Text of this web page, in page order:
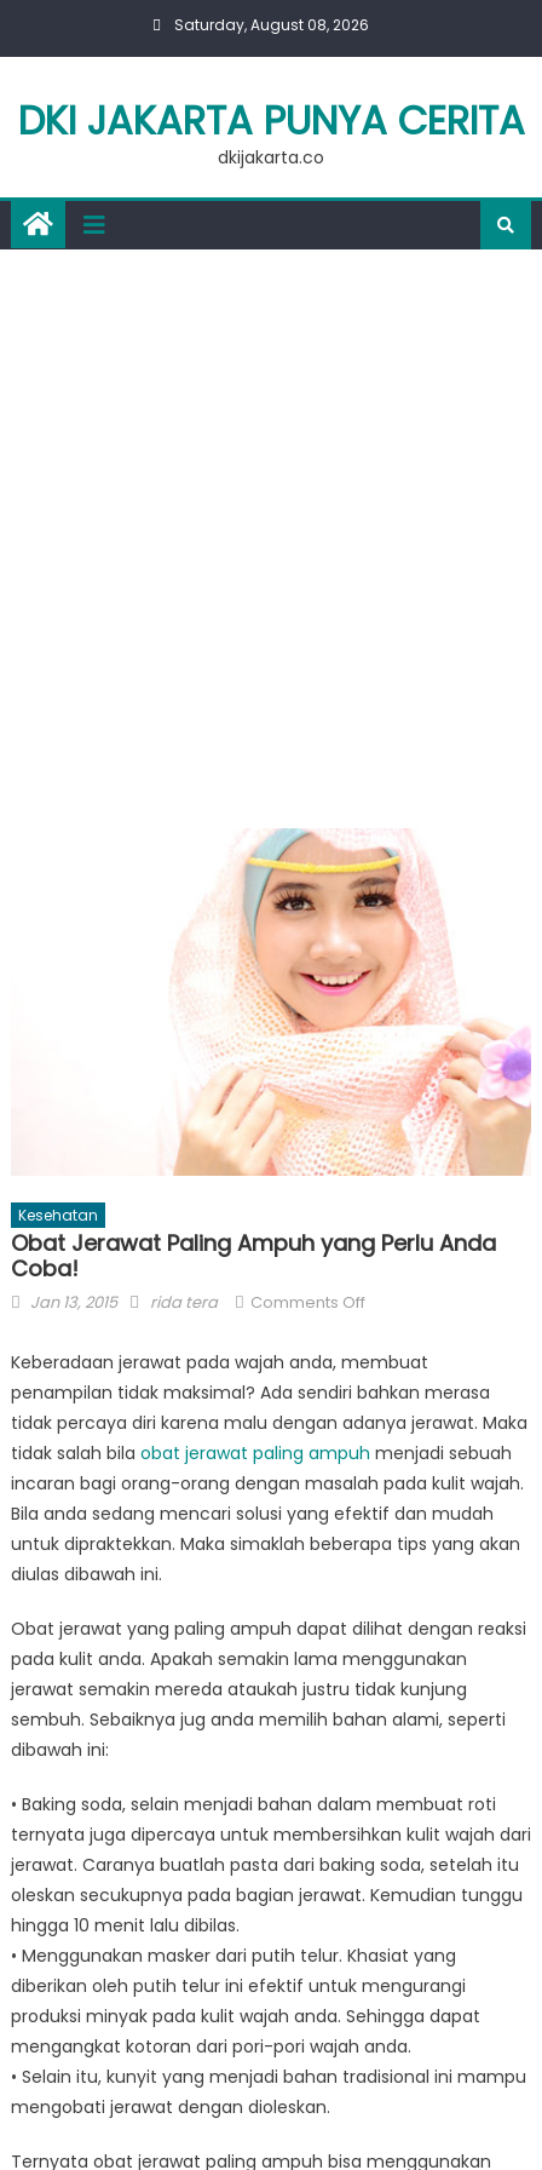
Saturday, August 08, 2026
DKI JAKARTA PUNYA CERITA
dkijakarta.co
Kesehatan
Obat Jerawat Paling Ampuh yang Perlu Anda
Coba!
Posted
Jan 13, 2015 Author
rida tera Comments Offon
Jerawat
Paling
Ampuh
yang
Anda
Coba!
Keberadaan jerawat pada wajah anda, membuat
penampilan tidak maksimal? Ada sendiri bahkan merasa
tidak percaya diri karena malu dengan adanya jerawat. Maka
tidak salah bila obat jerawat paling ampuh menjadi sebuah
incaran bagi orang-orang dengan masalah pada kulit wajah.
Bila anda sedang mencari solusi yang efektif dan mudah
untuk dipraktekkan. Maka simaklah beberapa tips yang akan
diulas dibawah ini.
Obat jerawat yang paling ampuh dapat dilihat dengan reaksi
pada kulit anda. Apakah semakin lama menggunakan
jerawat semakin mereda ataukah justru tidak kunjung
sembuh. Sebaiknya jug anda memilih bahan alami, seperti
dibawah ini:
• Baking soda, selain menjadi bahan dalam membuat roti
ternyata juga dipercaya untuk membersihkan kulit wajah dari
jerawat. Caranya buatlah pasta dari baking soda, setelah itu
oleskan secukupnya pada bagian jerawat. Kemudian tunggu
hingga 10 menit lalu dibilas.
• Menggunakan masker dari putih telur. Khasiat yang
diberikan oleh putih telur ini efektif untuk mengurangi
produksi minyak pada kulit wajah anda. Sehingga dapat
mengangkat kotoran dari pori-pori wajah anda.
• Selain itu, kunyit yang menjadi bahan tradisional ini mampu
mengobati jerawat dengan dioleskan.
Ternyata obat jerawat paling ampuh bisa menggunakan